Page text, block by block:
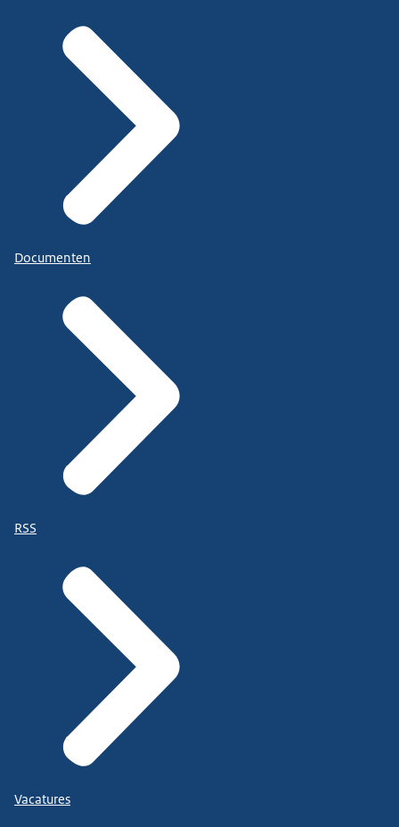
Documenten
RSS
Vacatures